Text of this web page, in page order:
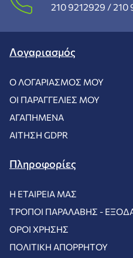
210 9212929 /210
Λογαριασμός
Ο ΛΟΓΑΡΙΑΣΜΌΣ ΜΟΥ
ΟΙ ΠΑΡΑΓΓΕΛΊΕΣ ΜΟΥ
ΑΓΑΠΗΜΈΝΑ
ΑΊΤΗΣΗ GDPR
Πληροφορίες
Η ΕΤΑΙΡΕΊΑ ΜΑΣ
ΤΡΌΠΟΙ ΠΑΡΑΛΑΒΉΣ -
ΌΡΟΙ ΧΡΉΣΗΣ
ΠΟΛΙΤΙΚΉ ΑΠΟΡΡΉΤΟΥ